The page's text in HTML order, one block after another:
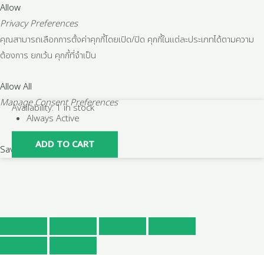
Allow
Privacy Preferences
คุณสามารถเลือกการตั้งค่าคุกกี้โดยเปิด/ปิด คุกกี้ในแต่ละประเภทได้ตามความ
ต้องการ ยกเว้น คุกกี้ที่จำเป็น
Allow All
Manage Consent Preferences
Always Active
Save
Availability:1 in stock
เหล็ก
แผ่น
เจาะ
เป็น
วัสดุ
ADD TO CART